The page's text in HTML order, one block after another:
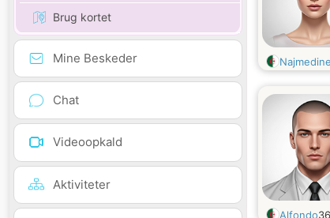
Brug kortet
Mine Beskeder
Chat
Videoopkald
Aktiviteter
Najmedine
Alfondo36